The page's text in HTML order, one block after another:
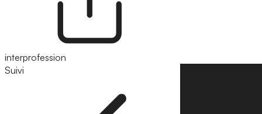
interprofession
Suivi